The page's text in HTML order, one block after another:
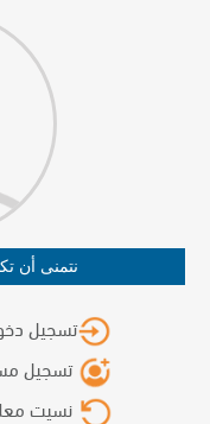
نتمنى أن
تسجيل
تسجيل
نسيت